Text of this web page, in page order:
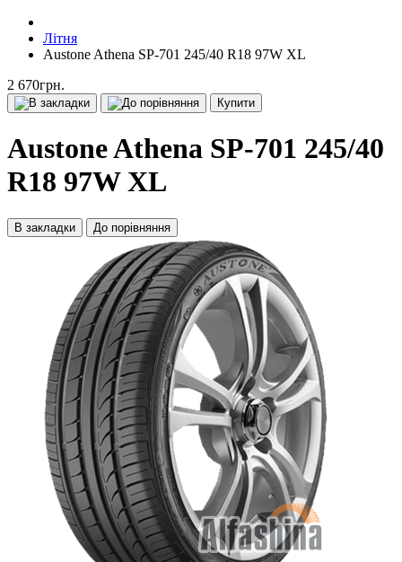
Літня
Austone Athena SP-701 245/40 R18 97W XL
2 670грн.
Купити
Austone Athena SP-701 245/40
R18 97W XL
В закладки До порівняння